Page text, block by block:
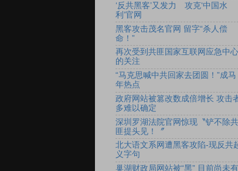
‘反共黑客’又发力 攻克‘中国水
利’官网
黑客攻击茂名官网 留字“杀人偿
命！”
再次受到共匪国家互联网应急中心
的关注
“马克思喊中共回家去团圆！”成马
年热点
政府网站被篡改数成倍增长 攻击
多难以确定
深圳罗湖法院官网惊现〝铲不除共
匪提头见！〞
北大语文系网遭黑客攻陷-现反共
义字句
巢湖财政局网站被“黑” 目前尚未有